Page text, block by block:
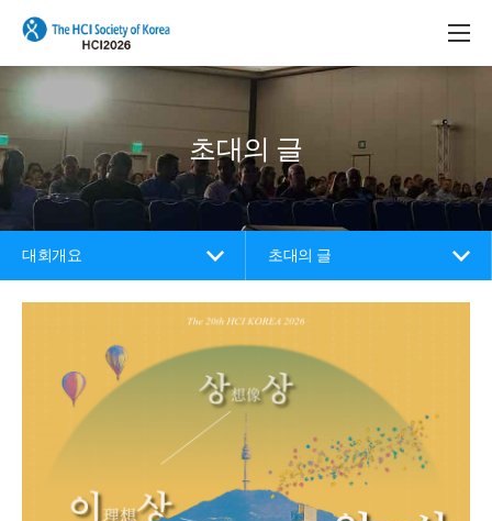
메인메뉴 바로가기
본문 바로가기
초대의 글
대회개요 초대의 글